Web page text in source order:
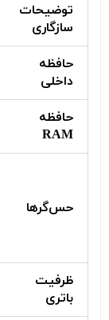
توضیحات
سازگاری
حافظه
داخلی
حافظه
RAM
حس‌گرها
ظرفیت
باتری